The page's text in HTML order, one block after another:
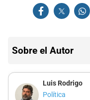
Sobre el Autor
Luis Rodrigo
Política